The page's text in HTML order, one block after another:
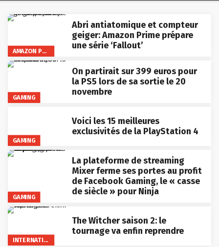
AMAZON PRIME VIDEO
Abri antiatomique et compteur
geiger: Amazon Prime prépare
une série ‘Fallout’
GAMING
On partirait sur 399 euros pour
la PS5 lors de sa sortie le 20
novembre
GAMING
Voici les 15 meilleures
exclusivités de la PlayStation 4
GAMING
La plateforme de streaming
Mixer ferme ses portes au profit
de Facebook Gaming, le « casse
de siècle » pour Ninja
INTERNATIONAL
The Witcher saison 2: le
tournage va enfin reprendre